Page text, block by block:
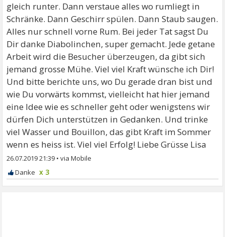
gleich runter. Dann verstaue alles wo rumliegt in
Schränke. Dann Geschirr spülen. Dann Staub saugen.
Alles nur schnell vorne Rum. Bei jeder Tat sagst Du
Dir danke Diabolinchen, super gemacht. Jede getane
Arbeit wird die Besucher überzeugen, da gibt sich
jemand grosse Mühe. Viel viel Kraft wünsche ich Dir!
Und bitte berichte uns, wo Du gerade dran bist und
wie Du vorwärts kommst, vielleicht hat hier jemand
eine Idee wie es schneller geht oder wenigstens wir
dürfen Dich unterstützen in Gedanken. Und trinke
viel Wasser und Bouillon, das gibt Kraft im Sommer
wenn es heiss ist. Viel viel Erfolg! Liebe Grüsse Lisa
26.07.2019 21:39 •
x 3